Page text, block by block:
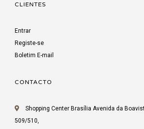
CLIENTES
Entrar
Registe-se
Boletim E-mail
CONTACTO
Shopping Center Brasília Avenida da
509/510,